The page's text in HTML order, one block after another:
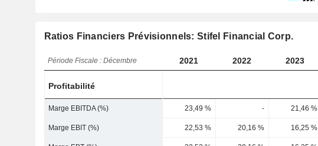
Ratios Financiers Prévisionnels: Stifel Financial Corp.
Période Fiscale : Décembre 2021 2022 2023
Profitabilité
Marge EBITDA (%) 23,49 % - 21,46 %
Marge EBIT (%) 22,53 % 20,16 % 16,25 %